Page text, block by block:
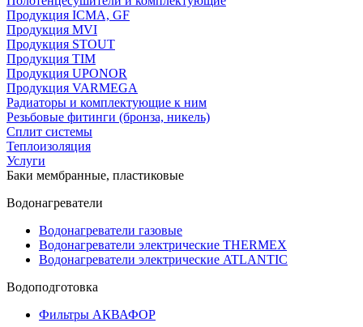
Продукция ICMA, GF
Продукция MVI
Продукция STOUT
Продукция TIM
Продукция UPONOR
Продукция VARMEGA
Радиаторы и комплектующие к ним
Резьбовые фитинги (бронза, никель)
Сплит системы
Теплоизоляция
Услуги
Баки мембранные, пластиковые
Водонагреватели
Водонагреватели газовые
Водонагреватели электрические THERMEX
Водонагреватели электрические ATLANTIC
Водоподготовка
Фильтры АКВАФОР